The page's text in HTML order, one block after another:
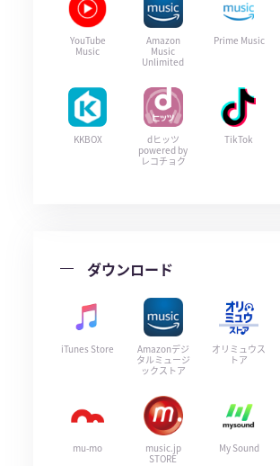
YouTube
Music
Amazon
Music
Unlimited
Prime Music
KKBOX
dヒッツ
powered by
レコチョク
TikTok
ダウンロード
iTunes Store
Amazonデジ
タルミュージ
ックストア
オリミュウス
トア
mu-mo
music.jp
STORE
My Sound